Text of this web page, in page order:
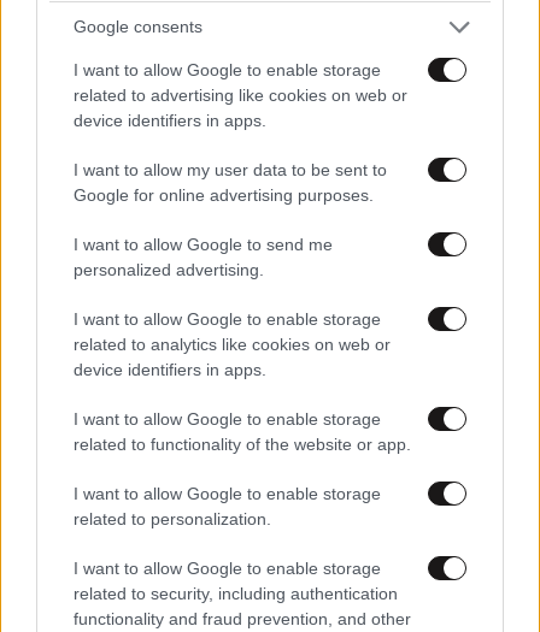
Google consents
I want to allow Google to enable storage
related to advertising like cookies on web or
device identifiers in apps.
I want to allow my user data to be sent to
Google for online advertising purposes.
I want to allow Google to send me
personalized advertising.
I want to allow Google to enable storage
related to analytics like cookies on web or
device identifiers in apps.
I want to allow Google to enable storage
related to functionality of the website or app.
I want to allow Google to enable storage
related to personalization.
I want to allow Google to enable storage
related to security, including authentication
functionality and fraud prevention, and other
Βίντεο-ντοκουμέντο από το θανατηφόρο
τροχαίο στις Σέρρες: Η στιγμή που το ΙΧ μπαίνει
στο αντίθετο ρεύμα – Ακαριαία πέθαναν γιος
και μητέρα